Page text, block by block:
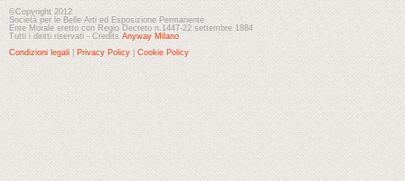
©Copyright 2012
Società per le Belle Arti ed Esposizione Permanente
Ente Morale eretto con Regio Decreto n.1447-22 settembre 1884
Tutti i diritti riservati - Credits Anyway Milano
Condizioni legali
Privacy Policy Cookie Policy